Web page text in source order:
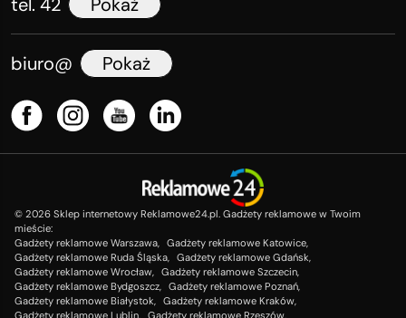
biuro@ Pokaż
© 2026 Sklep internetowy Reklamowe24.pl. Gadżety reklamowe w Twoim
mieście:
Gadżety reklamowe Warszawa, Gadżety reklamowe Katowice,
Gadżety reklamowe Ruda Śląska, Gadżety reklamowe Gdańsk,
Gadżety reklamowe Wrocław, Gadżety reklamowe Szczecin,
Gadżety reklamowe Bydgoszcz, Gadżety reklamowe Poznań,
Gadżety reklamowe Białystok, Gadżety reklamowe Kraków,
Gadżety reklamowe Lublin,
Gadżety reklamowe Rzeszów.